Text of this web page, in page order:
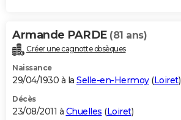
Armande PARDE (81 ans)
Créer une cagnotte obsèques
Naissance
29/04/1930 à la Selle-en-Hermoy(Loiret)
Décès
23/08/2011 à Chuelles (Loiret)